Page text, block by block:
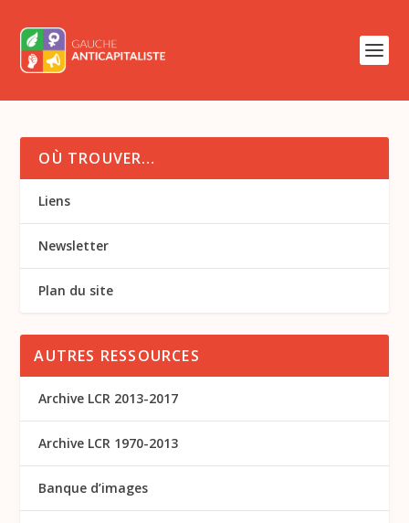
OÙ TROUVER…
Liens
Newsletter
Plan du site
AUTRES RESSOURCES
Archive LCR 2013-2017
Archive LCR 1970-2013
Banque d’images